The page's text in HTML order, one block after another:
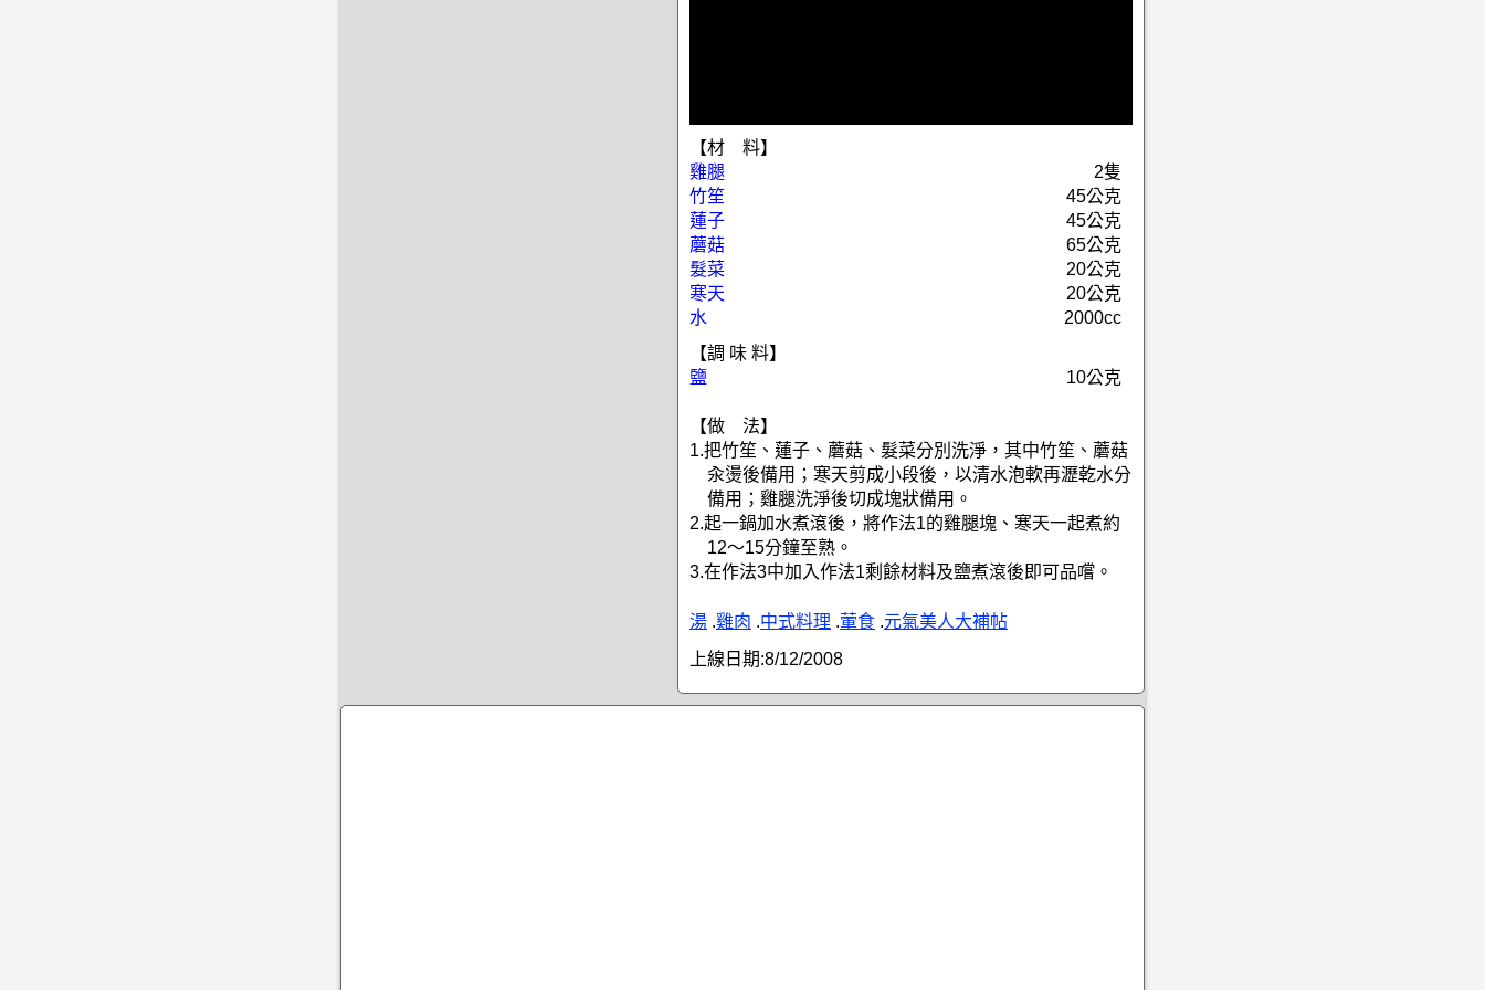
【材 料】
雞腿
2隻
竹笙
45公克
蓮子
45公克
蘑菇
65公克
髮菜
20公克
寒天
20公克
水
2000cc
【調 味 料】
鹽
10公克
【做 法】
1.把竹笙、蓮子、蘑菇、髮菜分別洗淨，其中竹笙、蘑菇
汆燙後備用；寒天剪成小段後，以清水泡軟再瀝乾水分
備用；雞腿洗淨後切成塊狀備用。
2.起一鍋加水煮滾後，將作法1的雞腿塊、寒天一起煮約
12～15分鐘至熟。
3.在作法3中加入作法1剩餘材料及鹽煮滾後即可品嚐。
湯 .雞肉 .中式料理 .葷食 .元氣美人大補帖
上線日期:8/12/2008